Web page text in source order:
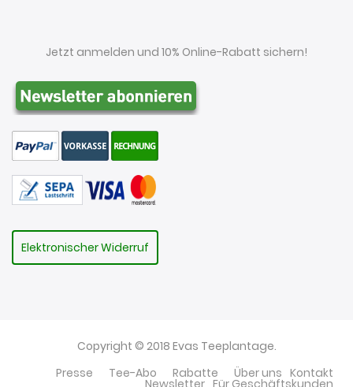
Jetzt anmelden und 10% Online-Rabatt sichern!
Elektronischer Widerruf
Copyright © 2018 Evas Teeplantage.
Kontakt
Über uns
Rabatte
Tee-Abo
Presse